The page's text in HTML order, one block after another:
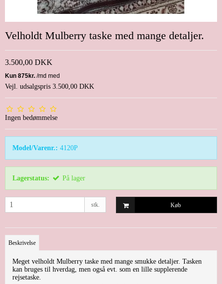
Velholdt Mulberry taske med mange detaljer.
3.500,00 DKK
Vejl. udsalgspris 3.500,00 DKK
Ingen bedømmelse
Model/Varenr.: 4120P
Lagerstatus: På lager
stk. Køb
Beskrivelse
Meget velholdt Mulberry taske med mange smukke detaljer. Tasken
kan bruges til hverdag, men også evt. som en lille supplerende
rejsetaske.